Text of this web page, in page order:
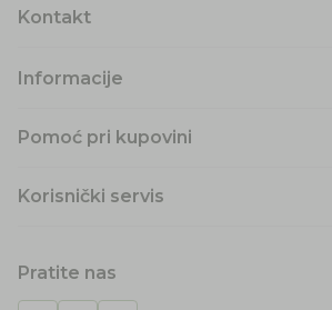
Kontakt
Informacije
Pomoć pri kupovini
Korisnički servis
Pratite nas